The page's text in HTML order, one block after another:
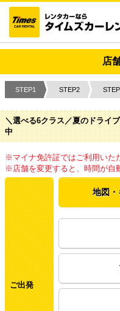
店
STEP1 STEP2
＼選べる6クラス／夏のドライ
中
※マイナ免許証ではご利用いた
※店舗を変更すると、時間が自
ご出発
地図